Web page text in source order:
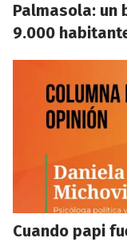
Palmasola: un
9.000
Cuando papi